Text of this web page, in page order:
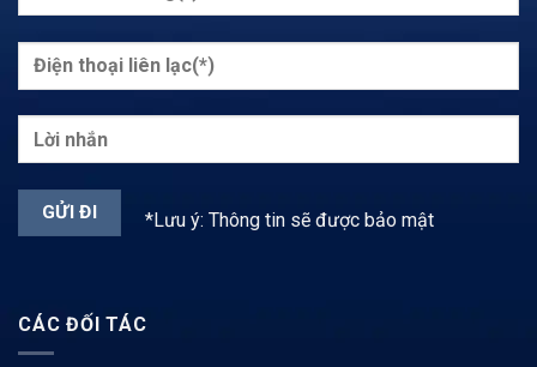
*Lưu ý: Thông tin sẽ được bảo mật
CÁC ĐỐI TÁC